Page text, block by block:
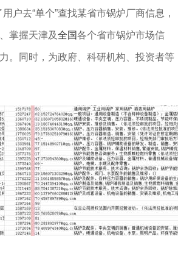
户去“单个”查找某省市锅炉厂商信息，
掌握天津及全国各个省市锅炉市场信
。同时，为政府、科研机构、投资者等